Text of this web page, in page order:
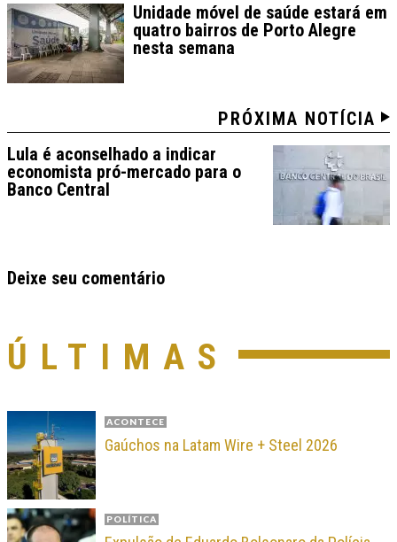
Unidade móvel de saúde estará em
quatro bairros de Porto Alegre
nesta semana
PRÓXIMA NOTÍCIA
Lula é aconselhado a indicar
economista pró-mercado para o
Banco Central
Deixe seu comentário
ÚLTIMAS
ACONTECE
Gaúchos na Latam Wire + Steel 2026
POLÍTICA